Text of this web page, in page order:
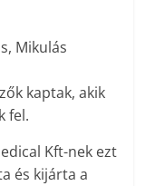
Mikulás
kaptak, akik
fel.
Kft-nek ezt
és kijárta a